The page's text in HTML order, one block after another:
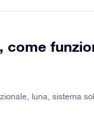
come
luna sistema